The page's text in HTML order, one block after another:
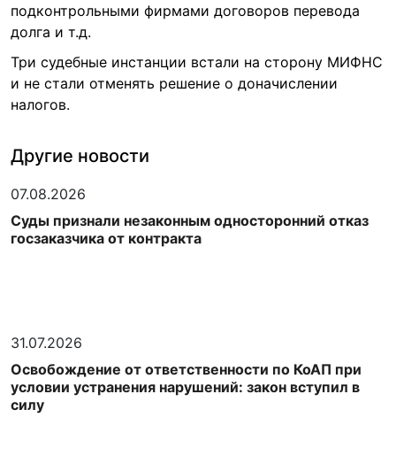
подконтрольными фирмами договоров перевода
долга и т.д.
Три судебные инстанции встали на сторону МИФНС
и не стали отменять решение о доначислении
налогов.
Другие новости
07.08.2026
Суды признали незаконным односторонний отказ
госзаказчика от контракта
31.07.2026
Освобождение от ответственности по КоАП при
условии устранения нарушений: закон вступил в
силу